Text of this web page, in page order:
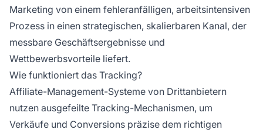
Marketing von einem fehleranfälligen, arbeitsintensiven
Prozess in einen strategischen, skalierbaren Kanal, der
messbare Geschäftsergebnisse und
Wettbewerbsvorteile liefert.
Wie funktioniert das Tracking?
Affiliate-Management-Systeme von Drittanbietern
nutzen ausgefeilte Tracking-Mechanismen, um
Verkäufe und Conversions präzise dem richtigen